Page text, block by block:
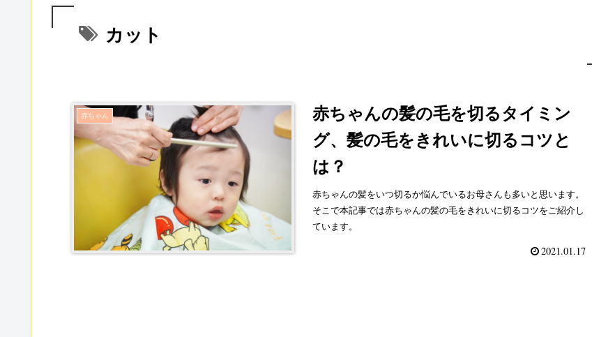
カット
赤ちゃん
赤ちゃんの髪の毛を切るタイミン
グ、髪の毛をきれいに切るコツと
は？
赤ちゃんの髪をいつ切るか悩んでいるお母さんも多いと思います。
そこで本記事では赤ちゃんの髪の毛をきれいに切るコツをご紹介し
ています。
2021.01.17